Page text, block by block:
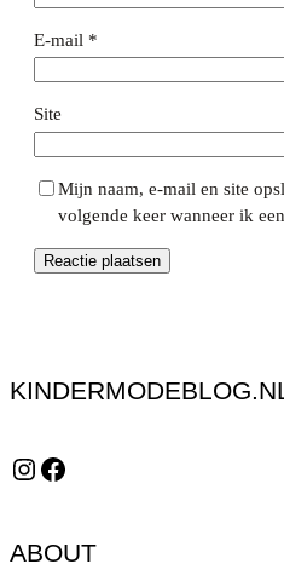
E-mail *
Site
Mijn naam, e-mail en site
volgende keer wanneer ik
Instagram Facebook
ABOUT